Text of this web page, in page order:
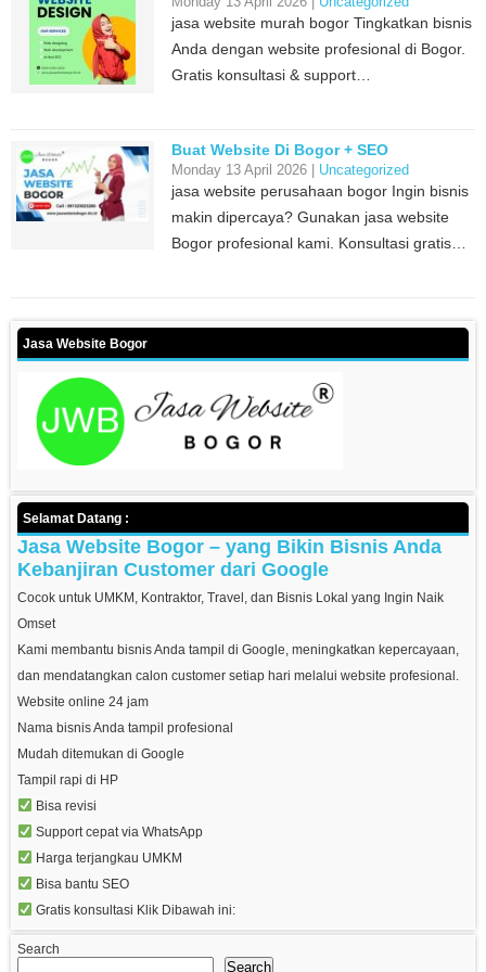
jasa website murah bogor Tingkatkan bisnis
Anda dengan website profesional di Bogor.
Gratis konsultasi & support…
Buat Website Di Bogor + SEO
Monday 13 April 2026 | Uncategorized
jasa website perusahaan bogor Ingin bisnis
makin dipercaya? Gunakan jasa website
Bogor profesional kami. Konsultasi gratis…
Jasa Website Bogor
Selamat Datang :
Jasa Website Bogor – yang Bikin Bisnis Anda
Kebanjiran Customer dari Google
Cocok untuk UMKM, Kontraktor, Travel, dan Bisnis Lokal yang Ingin Naik
Omset
Kami membantu bisnis Anda tampil di Google, meningkatkan kepercayaan,
dan mendatangkan calon customer setiap hari melalui website profesional.
Website online 24 jam
Nama bisnis Anda tampil profesional
Mudah ditemukan di Google
Tampil rapi di HP
Bisa revisi
Support cepat via WhatsApp
Harga terjangkau UMKM
Bisa bantu SEO
Gratis konsultasi Klik Dibawah ini:
Search
Search